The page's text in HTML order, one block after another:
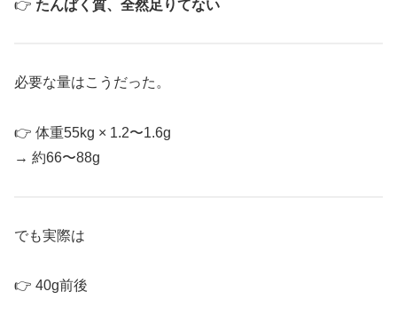
👉 たんぱく質、全然足りてない
必要な量はこうだった。
👉 体重55kg × 1.2〜1.6g
→ 約66〜88g
でも実際は
👉 40g前後